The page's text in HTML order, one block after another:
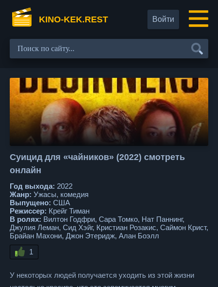
KINO-KEK.REST Войти
Суицид для «чайников» (2022) смотреть
онлайн
Год выхода: 2022
Жанр: Ужасы, комедия
Выпущено: США
Режиссер: Крейг Тиман
В ролях: Вилтон Годфри, Сара Томко, Нат Паннинг,
Джулия Леман, Сид Хэйг, Кристиан Розакис, Саймон Крист,
Брайан Махони, Джон Этеридж, Алан Боэлл
1
У некоторых людей получается уходить из этой жизни